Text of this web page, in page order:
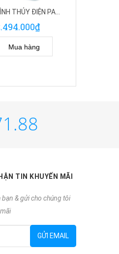
Mua hàng
TIN KHUYẾN MÃI
bạn & gửi cho chúng tôi
GỬI EMAIL